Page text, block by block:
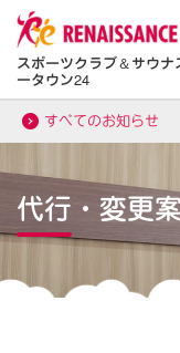
スポーツクラブ＆サウナ
ータウン24
すべてのお知らせ
代行・変更